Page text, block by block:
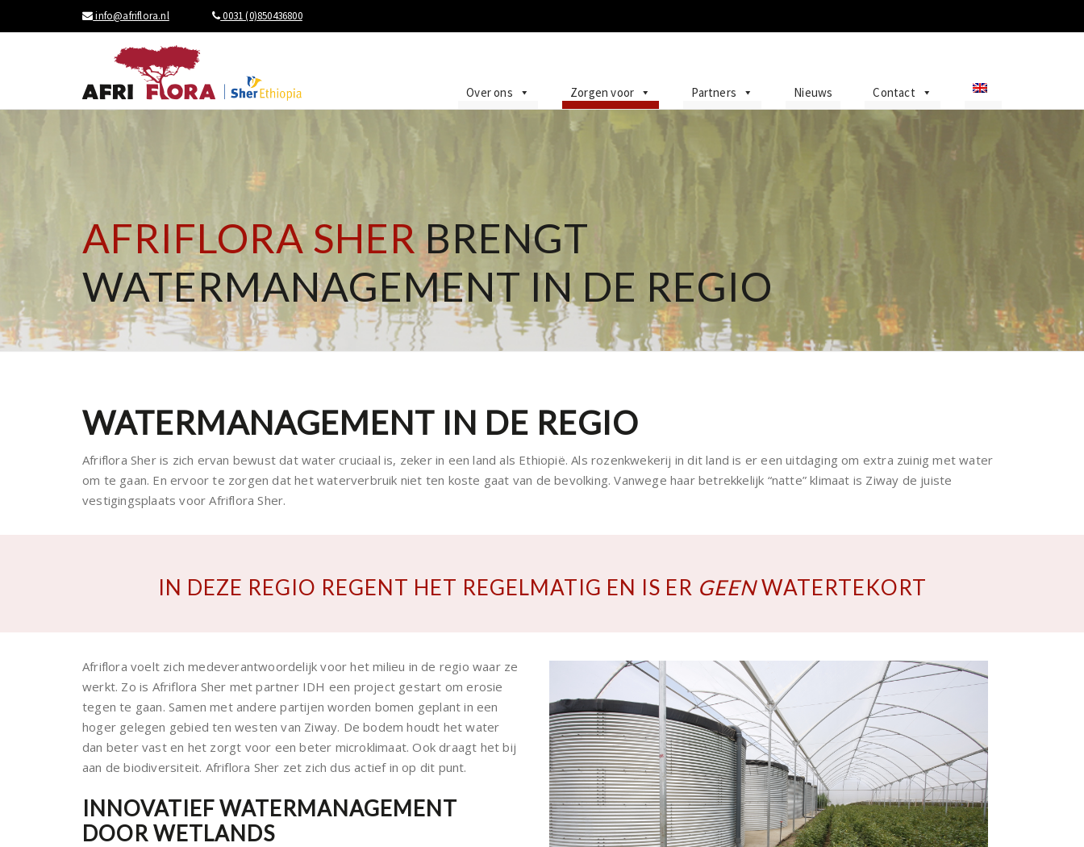
info@afriflora.nl 0031 (0)850436800
Over ons Zorgen voor Partners Nieuws Contact
AFRIFLORA SHERBRENGT
WATERMANAGEMENT IN DE REGIO
WATERMANAGEMENT IN DE REGIO
Afriflora Sher is zich ervan bewust dat water cruciaal is, zeker in een land als Ethiopië.Als rozenkwekerij in dit land is er een uitdaging om extra zuinig met water
om te gaan. En ervoor te zorgen dat het waterverbruik niet ten koste gaat van de bevolking. Vanwege haar betrekkelijk “natte”klimaat is Ziway de juiste
vestigingsplaats voor Afriflora Sher.
IN DEZE REGIO REGENT HET REGELMATIG EN IS ER GEENWATERTEKORT
Afriflora voelt zich medeverantwoordelijk voor het milieu in de regio waar ze
werkt. Zo is Afriflora Sher met partner IDH een project gestart om erosie
tegen te gaan. Samen met andere partijen worden bomen geplant in een
hoger gelegen gebied ten westen van Ziway. De bodem houdt het water
dan beter vast en het zorgt voor een beter microklimaat. Ook draagt het bij
aan de biodiversiteit. Afriflora Sher zet zich dus actief in op dit punt.
INNOVATIEF WATERMANAGEMENT
DOOR WETLANDS